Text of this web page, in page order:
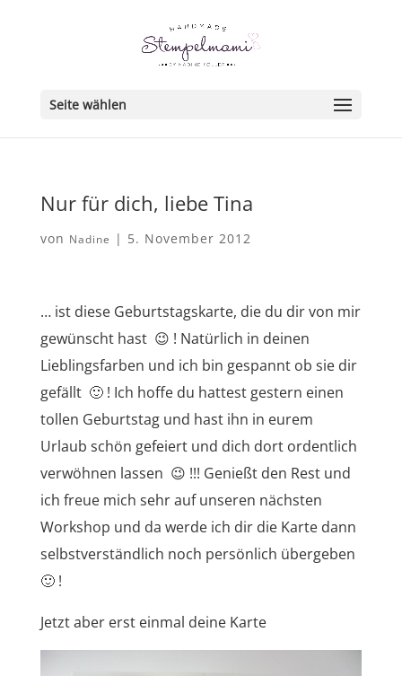
Seite wählen
Nur für dich, liebe Tina
von Nadine | 5. November 2012
… ist diese Geburtstagskarte, die du dir von mir
gewünscht hast 😉 ! Natürlich in deinen
Lieblingsfarben und ich bin gespannt ob sie dir
gefällt 🙂 ! Ich hoffe du hattest gestern einen
tollen Geburtstag und hast ihn in eurem
Urlaub schön gefeiert und dich dort ordentlich
verwöhnen lassen 😉 !!! Genießt den Rest und
ich freue mich sehr auf unseren nächsten
Workshop und da werde ich dir die Karte dann
selbstverständlich noch persönlich übergeben
🙂 !
Jetzt aber erst einmal deine Karte